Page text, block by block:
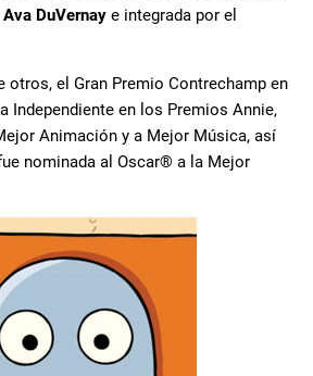
Ava DuVernay e integrada por el
otros, el Gran Premio Contrechamp en
Independiente en los Premios Annie,
Animación y a Mejor Música, así
nominada al Oscar® a la Mejor